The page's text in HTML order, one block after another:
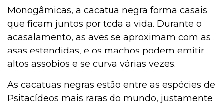
Monogâmicas, a cacatua negra forma casais
que ficam juntos por toda a vida. Durante o
acasalamento, as aves se aproximam com as
asas estendidas, e os machos podem emitir
altos assobios e se curva várias vezes.
As cacatuas negras estão entre as espécies de
Psitacídeos mais raras do mundo, justamente